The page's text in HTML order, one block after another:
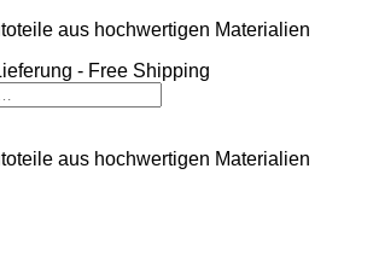
aus hochwertigen Materialien
- Free Shipping
aus hochwertigen Materialien